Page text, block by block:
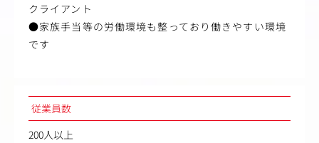
クライアント
●家族手当等の労働環境も整っており働きやすい環境
です
従業員数
200人以上